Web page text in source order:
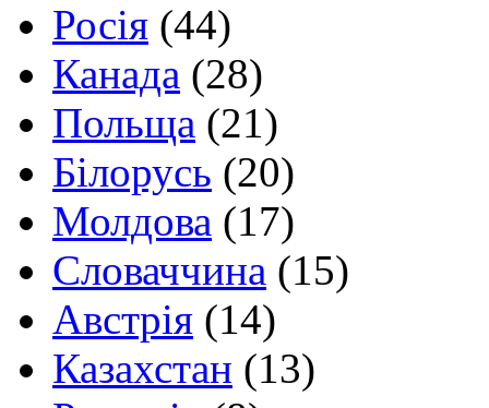
Росія (44)
Канада (28)
Польща (21)
Білорусь (20)
Молдова (17)
Словаччина (15)
Австрія (14)
Казахстан (13)